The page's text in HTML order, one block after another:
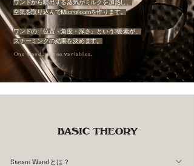
ワンドから噴出する蒸気がミルクを加熱し、
空気を取り込んでMicrofoamを作ります。
ワンドの「位置・角度・深さ」という3要素が、
スチーミングの結果を決めます。
One wand. Three variables.
BASIC THEORY
Steam Wandとは？